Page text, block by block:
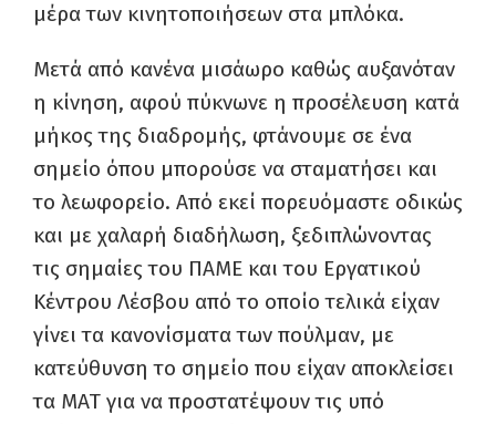
μέρα των κινητοποιήσεων στα μπλόκα.
Μετά από κανένα μισάωρο καθώς αυξανόταν
η κίνηση, αφού πύκνωνε η προσέλευση κατά
μήκος της διαδρομής, φτάνουμε σε ένα
σημείο όπου μπορούσε να σταματήσει και
το λεωφορείο. Από εκεί πορευόμαστε οδικώς
και με χαλαρή διαδήλωση, ξεδιπλώνοντας
τις σημαίες του ΠΑΜΕ και του Εργατικού
Κέντρου Λέσβου από το οποίο τελικά είχαν
γίνει τα κανονίσματα των πούλμαν, με
κατεύθυνση το σημείο που είχαν αποκλείσει
τα ΜΑΤ για να προστατέψουν τις υπό